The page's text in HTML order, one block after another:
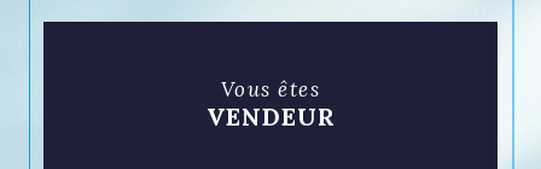
biens soigneusement sélectionnés qui
répondent non seulement à vos
Vous êtes
VENDEUR